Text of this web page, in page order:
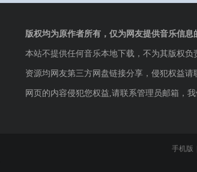
版权均为原作者所有，仅为网友提供音乐信息
本站不提供任何音乐本地下载，不为其版权负
资源均网友第三方网盘链接分享，侵犯权益请
网页的内容侵犯您权益,请联系管理员邮箱，
手机版